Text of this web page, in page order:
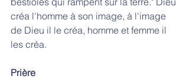
créa l'homme à son image, à l'image
de Dieu il le créa, homme et femme il
les créa.
Prière